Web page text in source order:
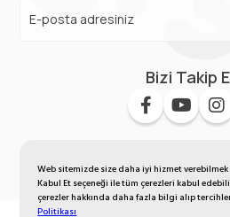
Web sitemizde size daha iyi hizmet
Kabul Et seçeneği ile tüm çerezleri kabul
çerezler hakkında daha fazla bilgi alıp
Politikası
Bizi Takip